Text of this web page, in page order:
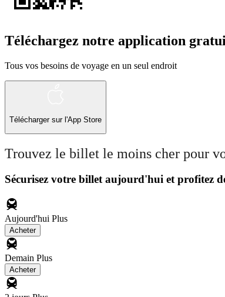
Téléchargez notre application
Tous vos besoins de voyage en un seul endroit
Télécharger sur l'App Store
Trouvez le billet le moins cher pour
Sécurisez votre billet aujourd'hui et profitez
Aujourd'hui Plus
Acheter
Demain Plus
Acheter